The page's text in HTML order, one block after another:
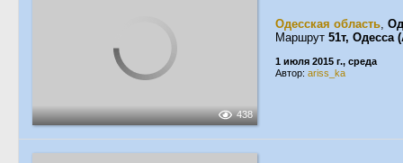
438
Одесская область,
Маршрут 51т,
1 июля 2015 г., среда
Автор: ariss_ka